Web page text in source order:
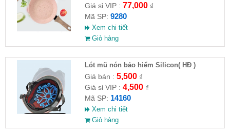
Giá sỉ VIP : 77,000₫
Mã SP: 9280
Xem chi tiết
Giỏ hàng
Lót mũ nón bảo hiểm Silicon( HĐ )
Giá bán : 5,500₫
Giá sỉ VIP : 4,500₫
Mã SP: 14160
Xem chi tiết
Giỏ hàng